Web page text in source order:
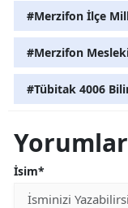
#Merzifon İlçe
#Merzifon
#Tübitak 4006
Yorumlar
İsim*